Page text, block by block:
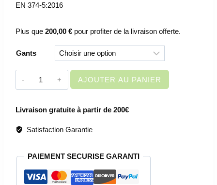
EN 374-5:2016
Plus que 200,00 € pour profiter de la livraison offerte.
Gants
quantité
DE
JETABLES
5910
-
BOITE
AJOUTER AU PANIER
Livraison gratuite à partir de 200€
Satisfaction Garantie
PAIEMENT SECURISE GARANTI